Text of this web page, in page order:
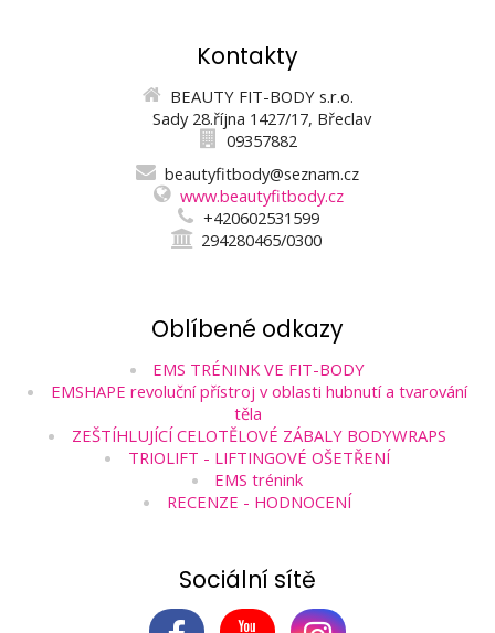
Kontakty
BEAUTY FIT-BODY s.r.o.
Sady 28.října 1427/17, Břeclav
09357882
beautyfitbody@seznam.cz
www.beautyfitbody.cz
+420602531599
294280465/0300
Oblíbené odkazy
EMS TRÉNINK VE FIT-BODY
EMSHAPE revoluční přístroj v oblasti hubnutí a tvarování
těla
ZEŠTÍHLUJÍCÍ CELOTĚLOVÉ ZÁBALY BODYWRAPS
TRIOLIFT - LIFTINGOVÉ OŠETŘENÍ
EMS trénink
RECENZE - HODNOCENÍ
Sociální sítě